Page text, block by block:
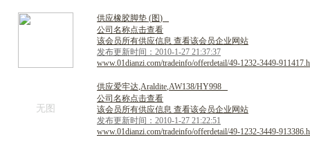
供应橡胶脚垫 (图)
公司名称点击查看
该会员所有供应信息 查看该会员企业网站
发布更新时间：2010-1-27 21:37:37
www.01dianzi.com/tradeinfo/offerdetail/49-1232-3449-
无图
供应爱牢达,Araldite,AW138/HY998
公司名称点击查看
该会员所有供应信息 查看该会员企业网站
发布更新时间：2010-1-27 21:22:51
www.01dianzi.com/tradeinfo/offerdetail/49-1232-3449-